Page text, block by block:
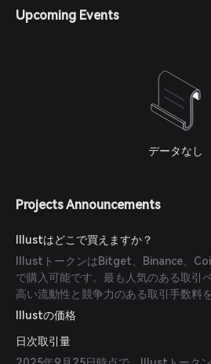
Upcoming Events
データなし
Projects Announcements
Illustはどこで買えますか？
IllustトークンはBitget、Binance、
で購入可能です。最も人気のある取引
高い流動性と競争力のある取引手数料
Illustの価格
日次取引量